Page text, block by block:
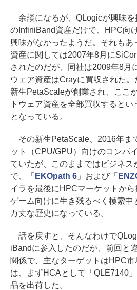
余談になるが、QLogicが興味を
のInfiniBand資産だけで、HPC向
興味がなかったようだ。それもあ
資産に関しては2007年8月に
されたのだが、同社は2009年8月
ウェア資産はCrayに買収された。
新生PetaScaleが創業され、ここ
トウェア資産を全部買収すると
となっている。
その新生PetaScale、2016年ま
ット（CPU/GPU）向けのコンパ
ていたが、このままではビジネス
で、「 EKOpath 6」および「
イラを最後にHPCマーケットか
ゲーム向けに生き残るべく模索中
万丈な歴史になっている。
話を戻すと、そんなわけで
iBandに参入したのだが、前回と
関係で、主なターゲットはHPC
は、まずHCAとして「QLE7140
品を出荷した。